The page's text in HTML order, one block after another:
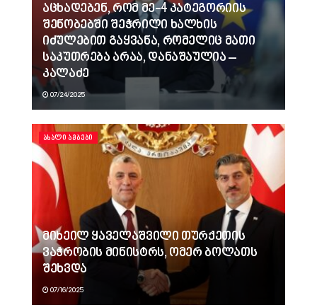
აცხადებენ, რომ მე-4 კატეგორიის
შენობებში შეჭრილი ხალხის
იძულებით გაყვანა, რომელიც მათი
საკუთრება არაა, დანაშაულია –
კალაძე
07/24/2025
ᲐᲮᲐᲚᲘ ᲐᲛᲑᲔᲑᲘ
მიხეილ ყაველაშვილი თურქეთის
ვაჭრობის მინისტრს, ომერ ბოლათს
შეხვდა
07/16/2025